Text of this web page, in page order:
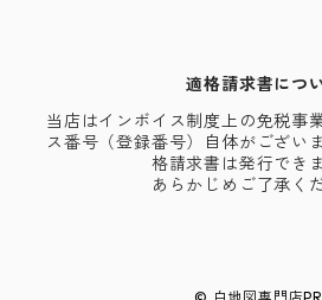
適格請求書につ
当店はインボイス制度上の免税事
ス番号（登録番号）自体がござい
格請求書は発行でき
あらかじめご了承く